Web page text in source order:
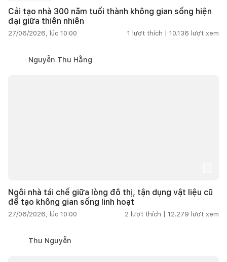
Cải tạo nhà 300 năm tuổi thành không gian sống hiện
đại giữa thiên nhiên
27/06/2026, lúc 10:00 1 lượt thích | 10.136 lượt xem
Nguyễn Thu Hằng
Ngôi nhà tái chế giữa lòng đô thị, tận dụng vật liệu cũ
để tạo không gian sống linh hoạt
27/06/2026, lúc 10:00 2 lượt thích | 12.279 lượt xem
Thu Nguyễn